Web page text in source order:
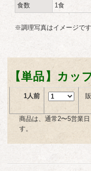
食数
1食
※調理写真はイメージです
【単品】カッ
1人前
商品は、通常2〜5営業
す。